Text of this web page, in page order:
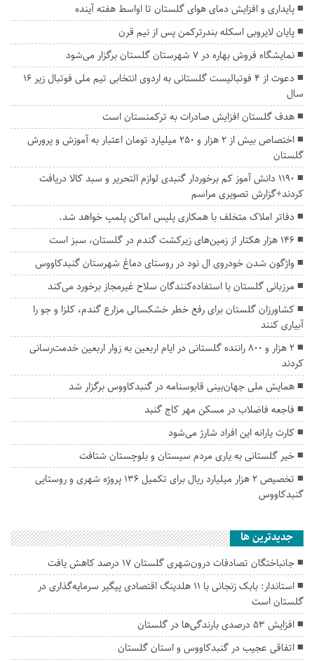
پایداری و افزایش دمای هوای گلستان تا اواسط هفته آینده
پایان لایروبی اسکله بندرترکمن پس از نیم قرن
نمایشگاه فروش بهاره در ۷ شهرستان گلستان برگزار می‌شود
دعوت از ۴ فوتبالیست گلستانی به اردوی انتخابی تیم ملی فوتبال زیر ١۶
سال
هدف گلستان افزایش صادرات به ترکمنستان است
اختصاص بیش از ۲ هزار و ۲۵۰ میلیارد تومان اعتبار به آموزش و پرورش
گلستان
1190 دانش آموز کم برخوردار گنبدی لوازم التحریر و سبد کالا دریافت
کردند+گزارش تصویری مراسم
دفاتر املاک متخلف با همکاری پلیس اماکن پلمپ خواهد شد.
۱۴۶ هزار هکتار از زمین‌های زیرکشت گندم در گلستان، سبز است
واژگون شدن خودروی ال نود در روستای دماغ شهرستان گنبدکاووس
مرزبانی گلستان با استفاده‌کنندگان سلاح‌ غیرمجاز برخورد می‌کند
کشاورزان گلستان برای رفع خطر خشکسالی مزارع گندم، کلزا و جو را
آبیاری کنند
۲ هزار و ۸۰۰ راننده گلستانی در ایام اربعین به زوار اربعین خدمت‌رسانی
کردند
همایش ملی جهان‌بینی قابوسنامه در گنبدکاووس برگزار شد
فاجعه فاضلاب در مسکن مهر کاج گنبد
کارت یارانه این افراد شارژ می‌شود
خیر گلستانی به یاری مردم سیستان و بلوچستان شتافت
تخصیص ۲ هزار میلیارد ریال برای تکمیل ۱۳۶ پروژه شهری و روستایی
گنبدکاووس
جديدترين ها
جانباختگان تصادفات درون‌شهری گلستان ۱۷ درصد کاهش یافت
استاندار: بابک زنجانی با ۱۱ هلدینگ اقتصادی پیگیر سرمایه‌گذاری در
گلستان است
افزایش ۵۳ درصدی بارندگی‌ها در گلستان
اتفاقی عجیب در‌ گنبدکاووس و استان گلستان